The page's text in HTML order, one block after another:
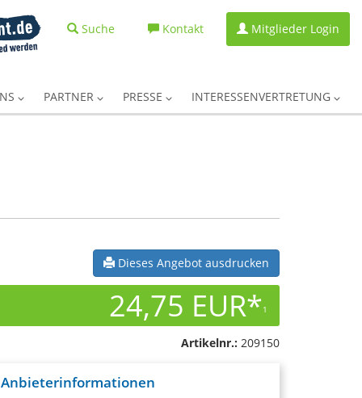
Suche Kontakt Mitglieder Login
PARTNER PRESSE INTERESSENVERTRETUNG
Dieses Angebot ausdrucken
24,75 EUR*1
Artikelnr.: 209150
Anbieterinformationen